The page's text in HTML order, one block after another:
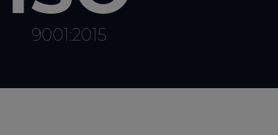
9001:2015